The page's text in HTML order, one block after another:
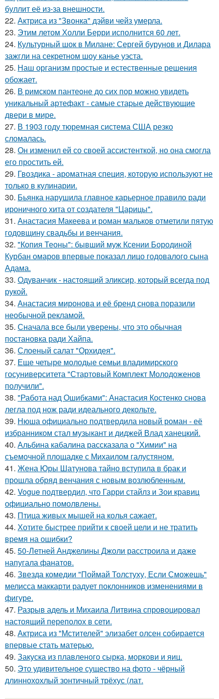
буллит её из-за внешности.
22. Актриса из "Звонка" дэйви чейз умерла.
23. Этим летом Холли Берри исполнится 60 лет.
24. Культурный шок в Милане: Сергей бурунов и Дилара
зажгли на секретном шоу канье уэста.
25. Наш организм простые и естественные решения
обожает.
26. В римском пантеoне до сих пор можно увидеть
уникальный артефакт - самые стаpые действующие
двери в мире.
27. В 1903 году тюремная система США резко
сломалась.
28. Он изменил ей со своей ассистенткой, но она смогла
его простить ей.
29. Гвоздика - ароматная специя, которую используют не
только в кулинарии.
30. Бьянка нарушила главное карьерное правило ради
ироничного хита от создателя "Царицы".
31. Анастасия Макеева и роман мальков отметили пятую
годовщину свадьбы и венчания.
32. "Копия Теоны": бывший муж Ксении Бородиной
Курбан омаров впервые показал лицо годовалого сына
Адама.
33. Одуванчик - настоящий эликсир, который всегда под
рукой.
34. Анастасия миронова и её бренд снова поразили
необычной рекламой.
35. Сначала все были уверены, что это обычная
постановка ради Хайпа.
36. Слоеный салат "Орхидея".
37. Еще четыре молодые семьи владимирского
госуниверситета "Стартовый Комплект Молодоженов
получили".
38. "Работа над Ошибками": Анастасия Костенко снова
легла под нож ради идеального декольте.
39. Нюша официально подтвердила новый роман - её
избранником стал музыкант и диджей Влад ханецкий.
40. Альбина кабалина рассказала о "Химии" на
съемочной площадке с Михаилом галустяном.
41. Жена Юры Шатунова тайно вступила в брак и
прошла обряд венчания с новым возлюбленным.
42. Vogue подтвердил, что Гарри стайлз и Зои кравиц
официально помолвлены.
43. Птица живых мышей на колья сажает.
44. Хотите быстрее прийти к своей цели и не тратить
время на ошибки?
45. 50-Летней Анджелины Джоли расстроила и даже
напугала фанатов.
46. Звезда комедии "Поймай Толстуху, Если Сможешь"
мелисса маккарти радует поклонников изменениями в
фигуре.
47. Разрыв адель и Михаила Литвина спровоцировал
настоящий переполох в сети.
48. Актриса из "Мстителей" элизабет олсен собирается
впервые стать матерью.
49. Закуска из плавленого сырка, моркови и яиц.
50. Это удивительное существо на фото - чёрный
длиннохохлый зонтичный трёхус (лат.